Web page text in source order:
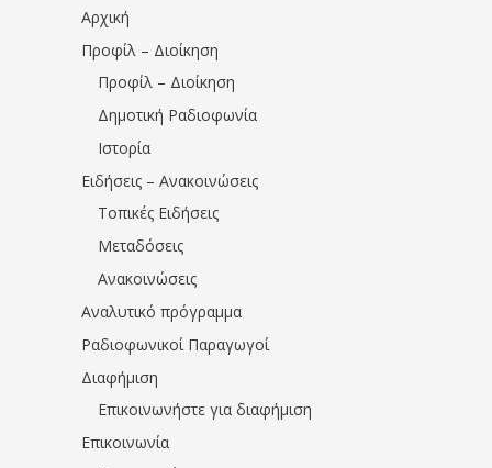
Αρχική
Προφίλ – Διοίκηση
Προφίλ – Διοίκηση
Δημοτική Ραδιοφωνία
Ιστορία
Ειδήσεις – Ανακοινώσεις
Τοπικές Ειδήσεις
Μεταδόσεις
Ανακοινώσεις
Αναλυτικό πρόγραμμα
Ραδιοφωνικοί Παραγωγοί
Διαφήμιση
Επικοινωνήστε για διαφήμιση
Επικοινωνία